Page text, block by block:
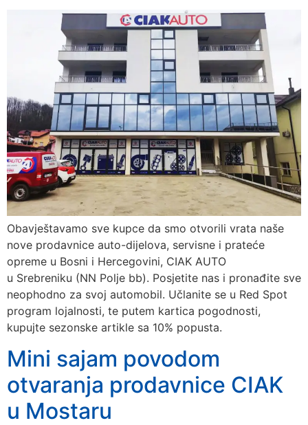
Obavještavamo sve kupce da smo otvorili vrata naše
nove prodavnice auto-dijelova, servisne i prateće
opreme u Bosni i Hercegovini, CIAK AUTO
u Srebreniku (NN Polje bb). Posjetite nas i pronađite sve
neophodno za svoj automobil. Učlanite se u Red Spot
program lojalnosti, te putem kartica pogodnosti,
kupujte sezonske artikle sa 10% popusta.
Mini sajam povodom
otvaranja prodavnice CIAK
u Mostaru